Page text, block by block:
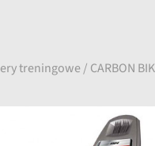
treningowe/ CARBON